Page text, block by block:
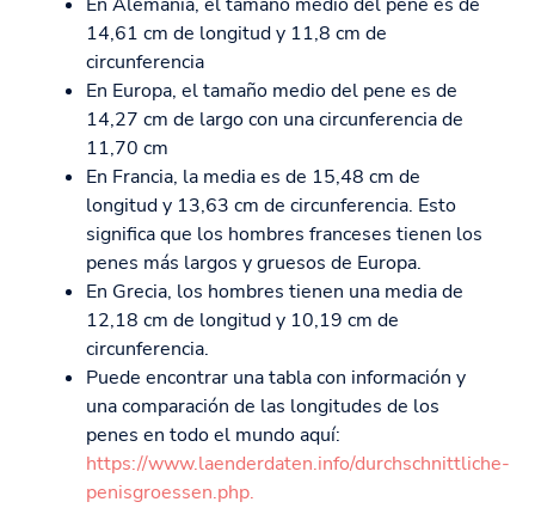
14,61 cm de longitud y 11,8 cm de
circunferencia
En Europa, el tamaño medio del pene es de
14,27 cm de largo con una circunferencia de
11,70 cm
En Francia, la media es de 15,48 cm de
longitud y 13,63 cm de circunferencia. Esto
significa que los hombres franceses tienen los
penes más largos y gruesos de Europa.
En Grecia, los hombres tienen una media de
12,18 cm de longitud y 10,19 cm de
circunferencia.
Puede encontrar una tabla con información y
una comparación de las longitudes de los
penes en todo el mundo aquí:
https://www.laenderdaten.info/durchschnittliche-
penisgroessen.php.